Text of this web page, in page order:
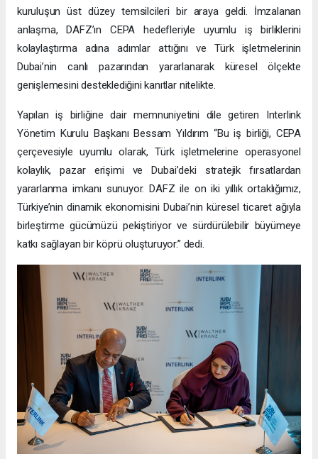
kuruluşun üst düzey temsilcileri bir araya geldi. İmzalanan
anlaşma, DAFZ’ın CEPA hedefleriyle uyumlu iş birliklerini
kolaylaştırma adına adımlar attığını ve Türk işletmelerinin
Dubai’nin canlı pazarından yararlanarak küresel ölçekte
genişlemesini desteklediğini kanıtlar nitelikte.
Yapılan iş birliğine dair memnuniyetini dile getiren Interlink
Yönetim Kurulu Başkanı Bessam Yıldırım “Bu iş birliği, CEPA
çerçevesiyle uyumlu olarak, Türk işletmelerine operasyonel
kolaylık, pazar erişimi ve Dubai’deki stratejik fırsatlardan
yararlanma imkanı sunuyor. DAFZ ile on iki yıllık ortaklığımız,
Türkiye’nin dinamik ekonomisini Dubai’nin küresel ticaret ağıyla
birleştirme gücümüzü pekiştiriyor ve sürdürülebilir büyümeye
katkı sağlayan bir köprü oluşturuyor.” dedi.